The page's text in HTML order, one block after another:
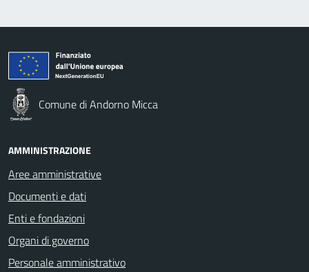
Comune di Andorno Micca
AMMINISTRAZIONE
Aree amministrative
Documenti e dati
Enti e fondazioni
Organi di governo
Personale amministrativo